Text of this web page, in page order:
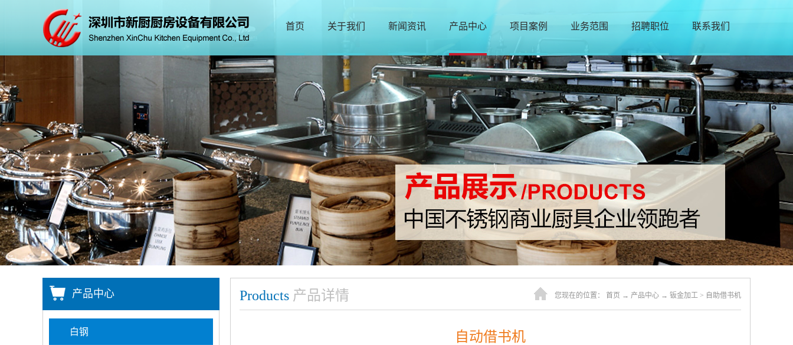
首页 关于我们 新闻资讯 产品中心 项目案例 业务范围 招聘职位 联系我们
产品中心
白钢
Products 产品详情 您现在的位置： 首页 → 产品中心 → 钣金加工 > 自助借书机
自动借书机